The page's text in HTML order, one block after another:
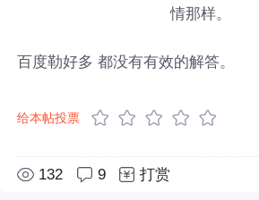
情那样。
百度勒好多 都没有有效的解答。
给本帖投票
132 9 打赏